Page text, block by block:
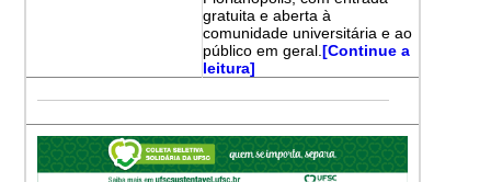
gratuita e aberta à
comunidade universitária e ao
público em geral.[Continue a
leitura]